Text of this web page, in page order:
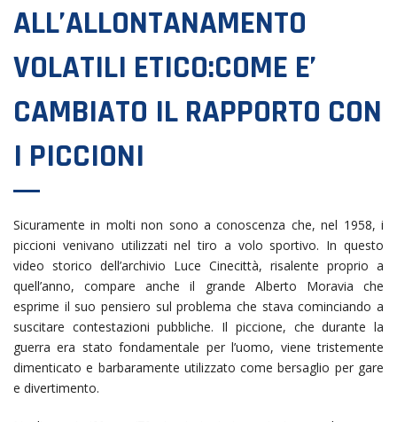
ALL’ALLONTANAMENTO
VOLATILI ETICO:COME E’
CAMBIATO IL RAPPORTO CON
I PICCIONI
Sicuramente in molti non sono a conoscenza che, nel 1958, i
piccioni venivano utilizzati nel tiro a volo sportivo. In questo
video storico dell’archivio Luce Cinecittà, risalente proprio a
quell’anno, compare anche il grande Alberto Moravia che
esprime il suo pensiero sul problema che stava cominciando a
suscitare contestazioni pubbliche. Il piccione, che durante la
guerra era stato fondamentale per l’uomo, viene tristemente
dimenticato e barbaramente utilizzato come bersaglio per gare
e divertimento.